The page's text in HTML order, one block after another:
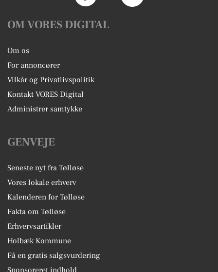
OM VORES DIGITAL
Om os
For annoncører
Vilkår og Privatlivspolitik
Kontakt VORES Digital
Administrer samtykke
GENVEJE
Seneste nyt fra Tølløse
Vores lokale erhverv
Kalenderen for Tølløse
Fakta om Tølløse
Erhvervsartikler
Holbæk Kommune
Få en gratis salgsvurdering
Sponsoreret indhold